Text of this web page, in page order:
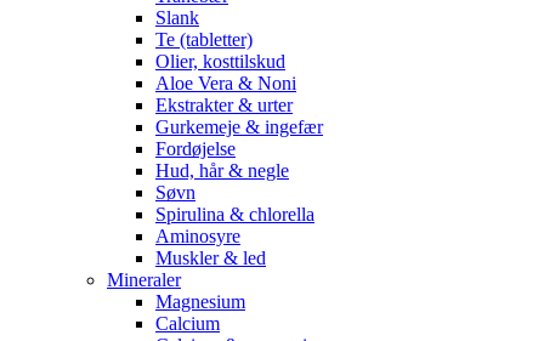
Slank
Te (tabletter)
Olier, kosttilskud
Aloe Vera & Noni
Ekstrakter & urter
Gurkemeje & ingefær
Fordøjelse
Hud, hår & negle
Søvn
Spirulina & chlorella
Aminosyre
Muskler & led
Mineraler
Magnesium
Calcium